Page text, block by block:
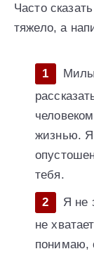
Часто
тяжело, а
жизнью. Я
тебя.
Я не
не
понимаю,